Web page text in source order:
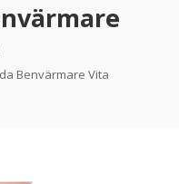
Benvärmare Vita